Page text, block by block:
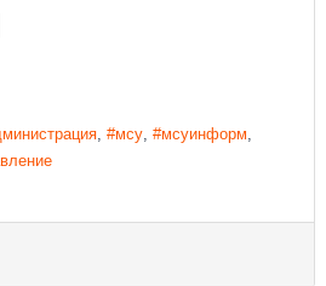
мсу
мсуинформ